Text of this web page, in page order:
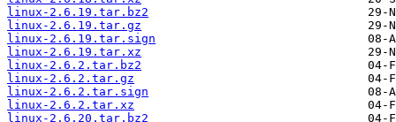
linux-2.6.19.tar.bz2
linux-2.6.19.tar.gz
linux-2.6.19.tar.sign
linux-2.6.19.tar.xz
linux-2.6.2.tar.bz2
linux-2.6.2.tar.gz
linux-2.6.2.tar.sign
linux-2.6.2.tar.xz
linux-2.6.20.tar.bz2